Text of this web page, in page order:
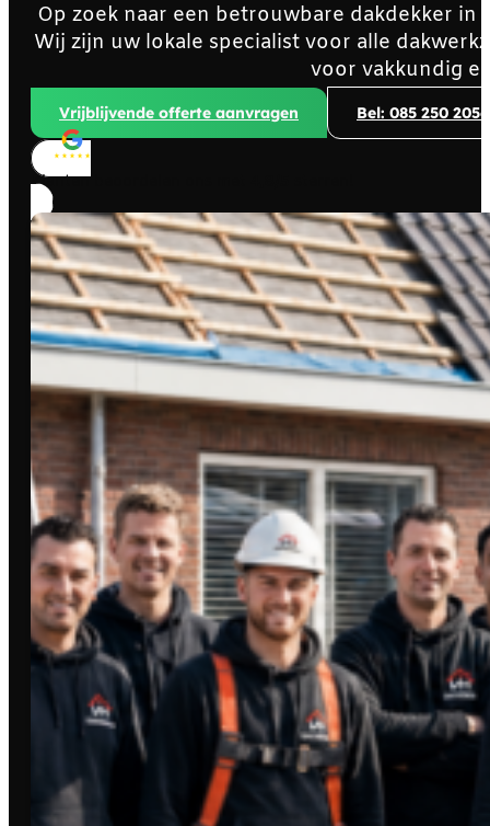
Op zoek naar een betrouwbare dakdekker in
Wij zijn uw lokale specialist voor alle
voor vakkundig
Vrijblijvende offerte aanvragen Bel: 085 250 2056
Klanten beoordelen ons met